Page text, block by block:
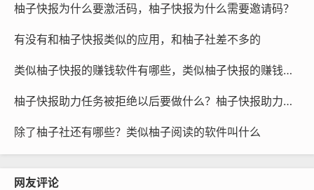
柚子快报为什么要激活码，柚子快报为什么需要邀请码？
有没有和柚子快报类似的应用，和柚子社差不多的
类似柚子快报的赚钱软件有哪些，类似柚子快报的赚钱软件是真的吗
柚子快报助力任务被拒绝以后要做什么？柚子快报助力的昵称是什么
除了柚子社还有哪些？类似柚子阅读的软件叫什么
网友评论